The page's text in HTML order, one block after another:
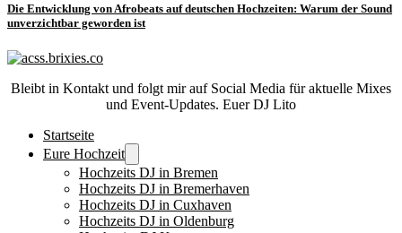
Die Entwicklung von Afrobeats auf deutschen Hochzeiten: Warum der Sound
unverzichtbar geworden ist
Bleibt in Kontakt und folgt mir auf Social Media für aktuelle Mixes
und Event-Updates. Euer DJ Lito
Startseite
Eure Hochzeit
Hochzeits DJ in Bremen
Hochzeits DJ in Bremerhaven
Hochzeits DJ in Cuxhaven
Hochzeits DJ in Oldenburg